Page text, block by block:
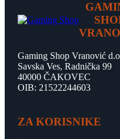
Gaming Shop Vranović
Savska Ves, Radnička 99
40000 ČAKOVEC
OIB: 21522244603
ZA KORISNIKE